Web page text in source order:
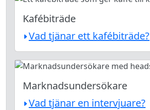
Kafébiträde
Vad tjänar ett kafébiträde?
Marknadsundersökare
Vad tjänar en intervjuare?